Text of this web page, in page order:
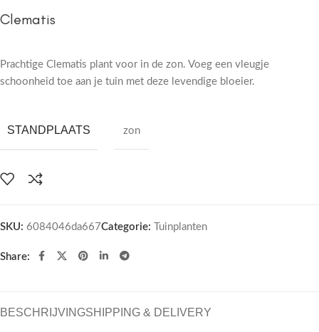
Clematis
Prachtige Clematis plant voor in de zon. Voeg een vleugje
schoonheid toe aan je tuin met deze levendige bloeier.
STANDPLAATS zon
SKU: 6084046da667Categorie: Tuinplanten
Share:
BESCHRIJVINGSHIPPING & DELIVERY